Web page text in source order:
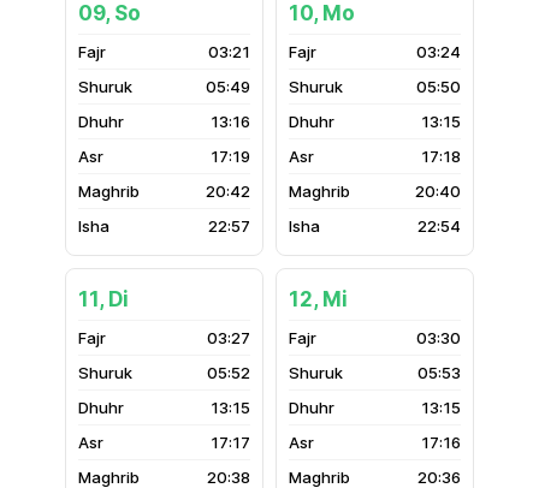
09, So
03:21
05:49
13:16
17:19
20:42
22:57
10, Mo
03:24
05:50
13:15
17:18
20:40
22:54
11, Di
03:27
05:52
13:15
17:17
20:38
12, Mi
03:30
05:53
13:15
17:16
20:36